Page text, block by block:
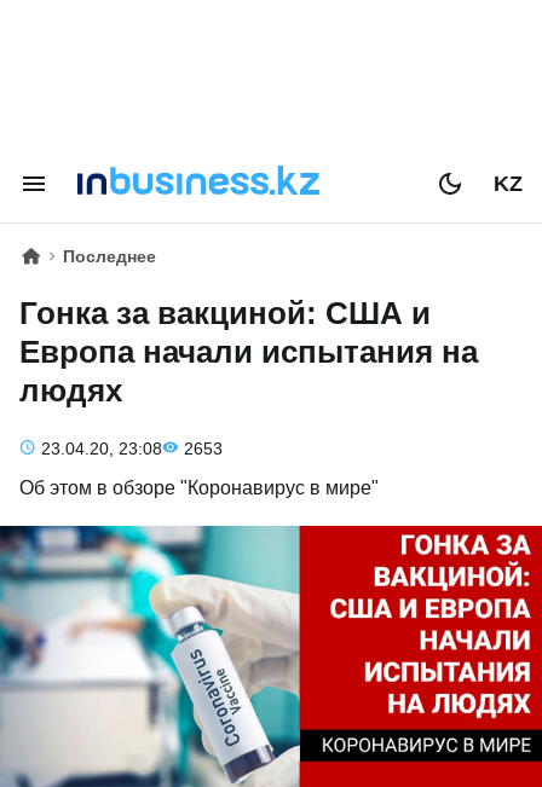
KZ
Последнее
Гонка за вакциной: США и
Европа начали испытания на
людях
23.04.20, 23:08 2653
Об этом в обзоре "Коронавирус в мире"